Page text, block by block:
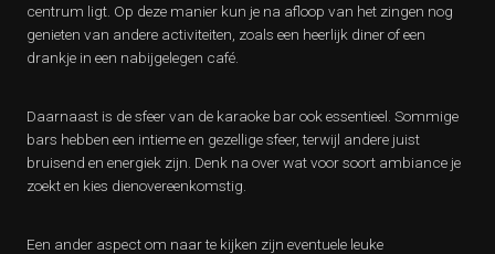
centrum ligt. Op deze manier kun je na afloop van het zingen nog
genieten van andere activiteiten, zoals een heerlijk diner of een
drankje in een nabijgelegen café.
Daarnaast is de sfeer van de karaoke bar ook essentieel. Sommige
bars hebben een intieme en gezellige sfeer, terwijl andere juist
bruisend en energiek zijn. Denk na over wat voor soort ambiance je
zoekt en kies dienovereenkomstig.
Een ander aspect om naar te kijken zijn eventuele leuke